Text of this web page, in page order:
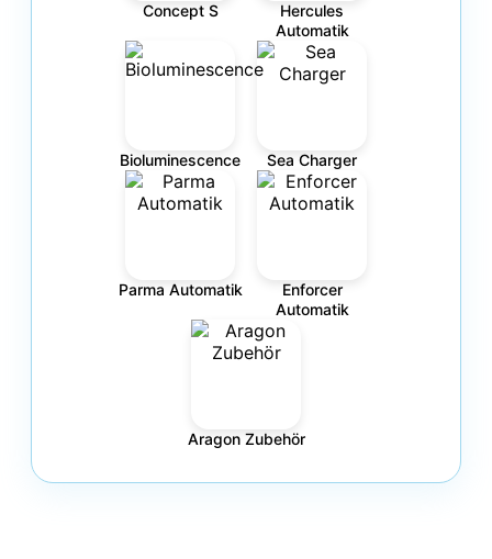
Concept S
Hercules
Automatik
Bioluminescence Sea Charger
Parma Automatik
Enforcer
Automatik
Aragon Zubehör